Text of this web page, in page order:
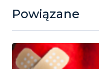
Powiązane